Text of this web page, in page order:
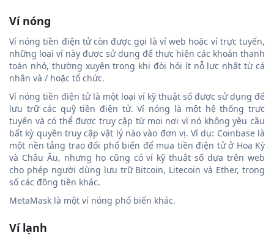
Ví nóng
Ví nóng tiền điện tử còn được gọi là ví web hoặc ví trực tuyến,
những loại ví này được sử dụng để thực hiện các khoản thanh
toán nhỏ, thường xuyên trong khi đòi hỏi ít nỗ lực nhất từ cá
nhân và / hoặc tổ chức.
Ví nóng tiền điện tử là một loại ví kỹ thuật số được sử dụng để
lưu trữ các quỹ tiền điện tử. Ví nóng là một hệ thống trực
tuyến và có thể được truy cập từ mọi nơi vì nó không yêu cầu
bất kỳ quyền truy cập vật lý nào vào đơn vị. Ví dụ: Coinbase là
một nền tảng trao đổi phổ biến để mua tiền điện tử ở Hoa Kỳ
và Châu Âu, nhưng họ cũng có ví kỹ thuật số dựa trên web
cho phép người dùng lưu trữ Bitcoin, Litecoin và Ether, trong
số các đồng tiền khác.
MetaMask là một ví nóng phổ biến khác.
Ví lạnh